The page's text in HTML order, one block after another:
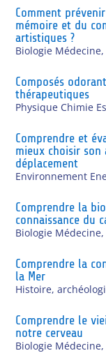
Comment
mémoire et du
artistiques ?
Biologie Médecine,
Composés
thérapeutiques
Physique Chimie
Comprendre et
mieux choisir
déplacement
Environnement
Comprendre la
connaissance du
Biologie Médecine,
Comprendre la
la Mer
Histoire,
Comprendre le
notre cerveau
Biologie Médecine,